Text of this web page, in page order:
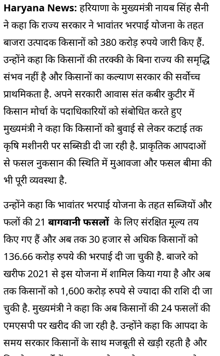
Haryana News: हरियाणा के मुख्यमंत्री नायब सिंह सैनी
ने कहा कि राज्य सरकार ने भावांतर भरपाई योजना के तहत
बाजरा उत्पादक किसानों को 380 करोड़ रुपये जारी किए हैं.
उन्होंने कहा कि किसानों की तरक्की के बिना राज्य की समृद्धि
संभव नहीं है और किसानों का कल्याण सरकार की सर्वोच्च
प्राथमिकता है. अपने सरकारी आवास संत कबीर कुटीर में
किसान मोर्चा के पदाधिकारियों को संबोधित करते हुए
मुख्यमंत्री ने कहा कि किसानों को बुवाई से लेकर कटाई तक
कृषि मशीनरी पर सब्सिडी दी जा रही है. प्राकृतिक आपदाओं
से फसल नुकसान की स्थिति में मुआवजा और फसल बीमा की
भी पूरी व्यवस्था है.
उन्होंने कहा कि भावांतर भरपाई योजना के तहत सब्जियों और
फलों की 21 बागवानी फसलोंके लिए संरक्षित मूल्य तय
किए गए हैं और अब तक 30 हजार से अधिक किसानों को
136.66 करोड़ रुपये की भरपाई दी जा चुकी है. बाजरे को
खरीफ 2021 से इस योजना में शामिल किया गया है और अब
तक किसानों को 1,600 करोड़ रुपये से ज्यादा की राशि दी जा
चुकी है. मुख्यमंत्री ने कहा कि अब किसानों की 24 फसलों की
एमएसपी पर खरीद की जा रही है. उन्होंने कहा कि आपदा के
समय सरकार किसानों के साथ मजबूती से खड़ी रहती है और